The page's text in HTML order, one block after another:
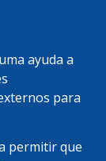
ayuda a
para
permitir que